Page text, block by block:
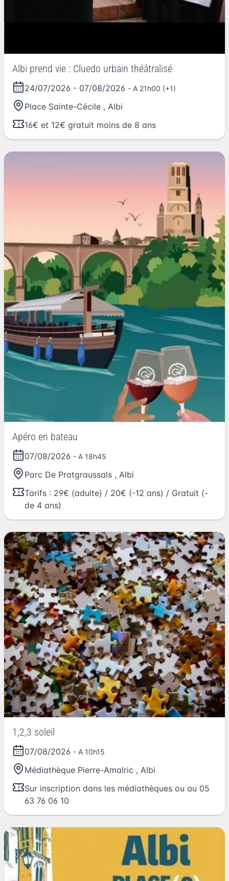
Albi prend vie : Cluedo urbain théâtralisé
24/07/2026 - 07/08/2026 - A 21h00 (+1)
Place Sainte-Cécile , Albi
16€ et 12€ gratuit moins de 8 ans
Apéro en bateau
07/08/2026 - A 18h45
Parc De Pratgraussals , Albi
Tarifs : 29€ (adulte) / 20€ (-12 ans) / Gratuit (-
de 4 ans)
1,2,3 soleil
07/08/2026 - A 10h15
Médiathèque Pierre-Amalric , Albi
Sur inscription dans les médiathèques ou au 05
63 76 06 10